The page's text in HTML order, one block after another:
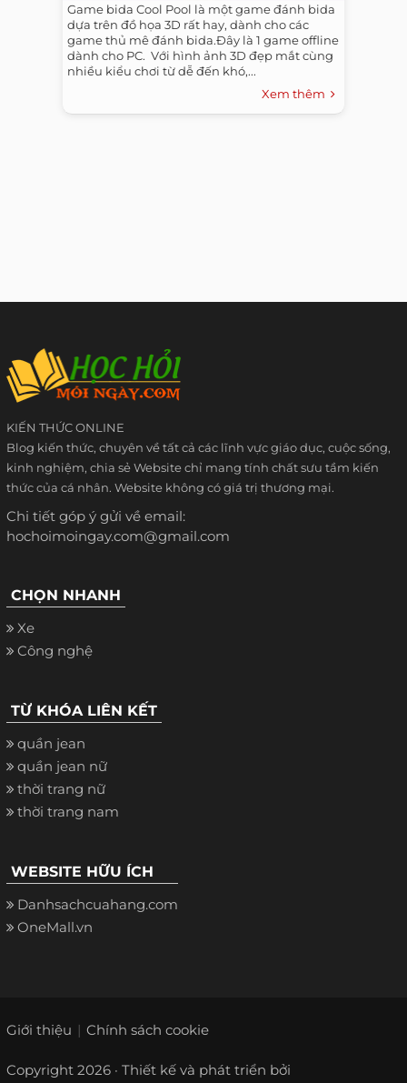
Game bida Cool Pool là một game đánh bida
dựa trên đồ họa 3D rất hay, dành cho các
game thủ mê đánh bida.Đây là 1 game offline
dành cho PC. ​ Với hình ảnh 3D đẹp mắt cùng
nhiều kiểu chơi từ dễ đến khó,...
Xem thêm
KIẾN THỨC ONLINE
Blog kiến thức, chuyên về tất cả các lĩnh vực giáo dục, cuộc sống,
kinh nghiệm, chia sẻ Website chỉ mang tính chất sưu tầm kiến
thức của cá nhân. Website không có giá trị thương mại.
Chi tiết góp ý gửi về email:
hochoimoingay.com@gmail.com
CHỌN NHANH
Xe
Công nghệ
TỪ KHÓA LIÊN KẾT
quần jean
quần jean nữ
thời trang nữ
thời trang nam
WEBSITE HỮU ÍCH
Danhsachcuahang.com
OneMall.vn
Giới thiệu Chính sách cookie
Copyright 2026 · Thiết kế và phát triển bởi